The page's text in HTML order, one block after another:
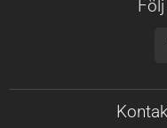
Följ